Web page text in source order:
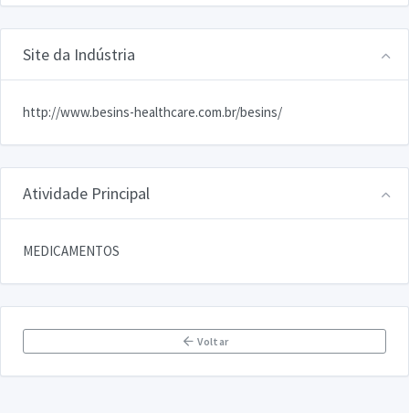
Site da Indústria
http://www.besins-healthcare.com.br/besins/
Atividade Principal
MEDICAMENTOS
Voltar